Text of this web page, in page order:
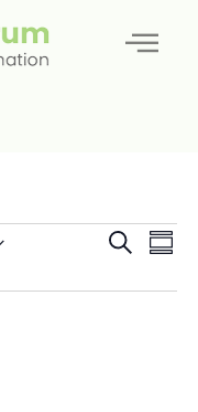
Suche